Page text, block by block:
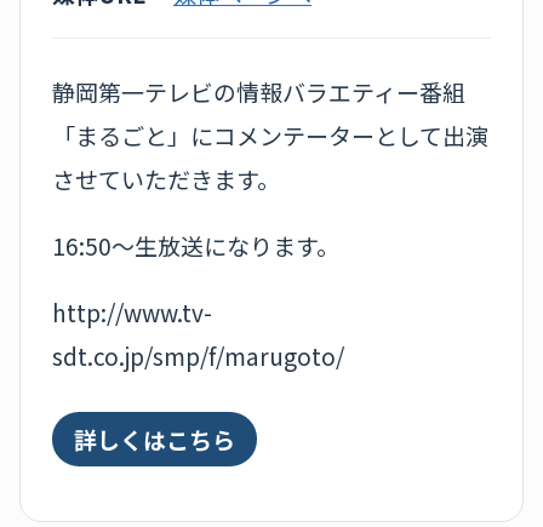
静岡第一テレビの情報バラエティー番組
「まるごと」にコメンテーターとして出演
させていただきます。
16:50～生放送になります。
http://www.tv-
sdt.co.jp/smp/f/marugoto/
詳しくはこちら